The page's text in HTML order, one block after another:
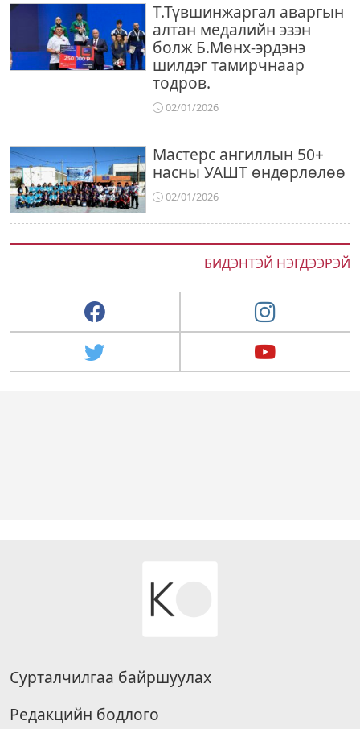
Т.Түвшинжаргал аваргын
алтан медалийн эзэн
болж Б.Мөнх-эрдэнэ
шилдэг тамирчнаар
тодров.
02/01/2026
Мастерс ангиллын 50+
насны УАШТ өндөрлөлөө
02/01/2026
БИДЭНТЭЙ НЭГДЭЭРЭЙ
Сурталчилгаа байршуулах
Редакцийн бодлого